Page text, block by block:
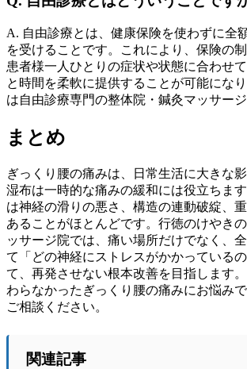
A. 自由診療とは、健康保険を使わずに全
を受けることです。これにより、保険の
患者様一人ひとりの症状や状態に合わせ
と時間を柔軟に提供することが可能にな
は自由診療専門の整体院・鍼灸マッサージ
まとめ
ぎっくり腰の痛みは、日常生活に大きな
湿布は一時的な痛みの緩和には役立ちま
は神経の滑りの悪さ、構造の連動破綻、
あることがほとんどです。行徳のけやき
ッサージ院では、痛い場所だけでなく、
て「どの神経にストレスがかかっている
て、再発させない根本改善を目指します
わらなかったぎっくり腰の痛みにお悩み
ご相談ください。
関連記事